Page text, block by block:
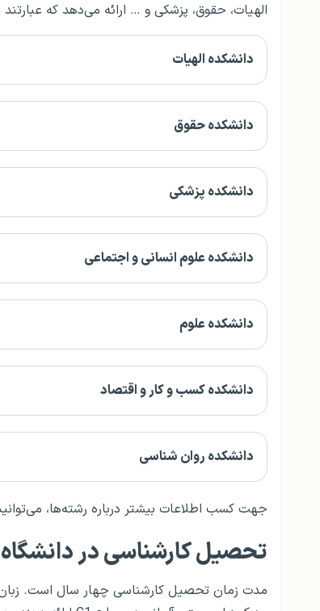
الهیات، حقوق، پزشکی و … ارائه می‌دهد که عبارتند
دانشکده الهیات
دانشکده حقوق
دانشکده پزشکی
دانشکده علوم انسانی و اجتماعی
دانشکده علوم
دانشکده کسب و کار و اقتصاد
دانشکده روان شناسی
جهت کسب اطلاعات بیشتر درباره رشته‌ها،
تحصیل کارشناسی در
مدت زمان تحصیل کارشناسی چهار سال است.